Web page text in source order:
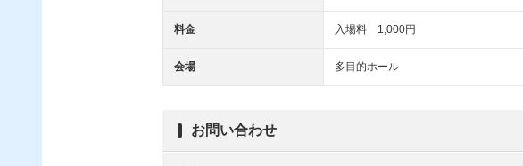
料金 入場料 1,000円
会場 多目的ホール
お問い合わせ